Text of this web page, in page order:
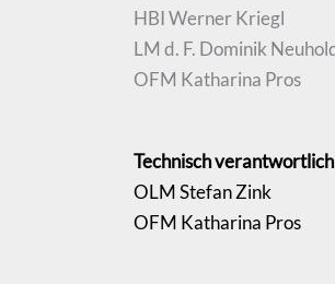
HBI Werner Kriegl
LM d. F. Dominik
OFM Katharina Pros
Technisch
OLM Stefan Zink
OFM Katharina Pros